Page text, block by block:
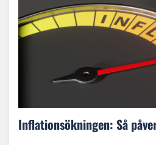
Inflationsökningen: Så